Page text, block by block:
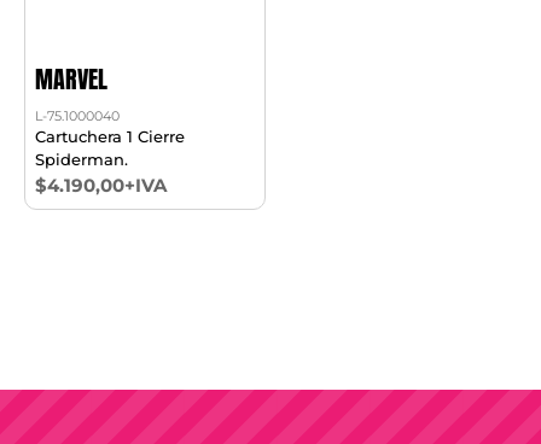
MARVEL
L-75.1000040
Cartuchera 1 Cierre
Spiderman.
$4.190,00+IVA